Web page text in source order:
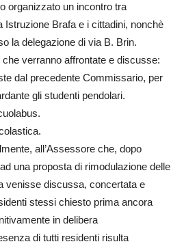
organizzato un incontro tra
Istruzione Brafa e i cittadini, nonchè
la delegazione di via B. Brin.
verranno affrontate e discusse:
dal precedente Commissario, per
gli studenti pendolari.
all’Assessore che, dopo
una proposta di rimodulazione delle
venisse discussa, concertata e
stessi chiesto prima ancora
in delibera
di tutti residenti risulta